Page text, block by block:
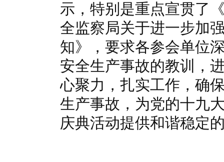
示，特别是重点宣贯了
全监察局关于进一步加
知》，要求各参会单位
安全生产事故的教训，
心聚力，扎实工作，确
生产事故，为党的十九
庆典活动提供和谐稳定